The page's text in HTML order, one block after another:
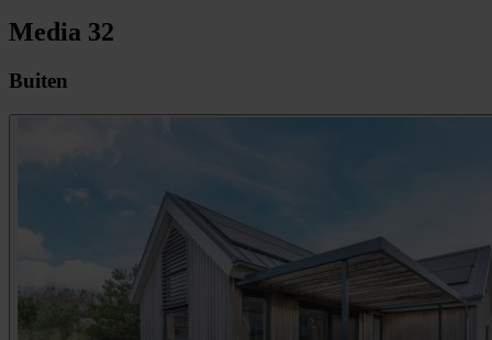
Media 32
Buiten